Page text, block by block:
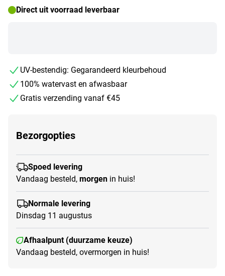
Direct uit voorraad leverbaar
UV-bestendig: Gegarandeerd kleurbehoud
100% watervast en afwasbaar
Gratis verzending vanaf €45
Bezorgopties
Spoed levering
Vandaag besteld, morgen in huis!
Normale levering
Dinsdag 11 augustus
Afhaalpunt (duurzame keuze)
Vandaag besteld, overmorgen in huis!